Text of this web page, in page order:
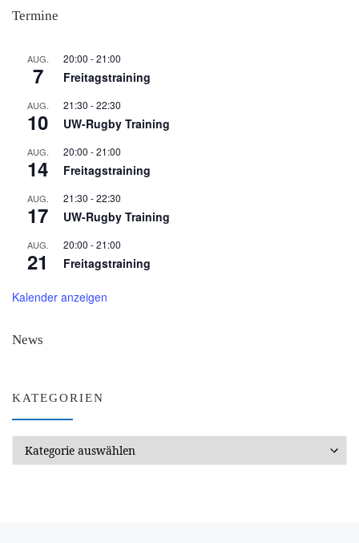
Termine
AUG.
7
20:00 -21:00
Freitagstraining
AUG.
10
21:30 -22:30
UW-Rugby Training
AUG.
14
20:00 -21:00
Freitagstraining
AUG.
17
21:30 -22:30
UW-Rugby Training
AUG.
21
20:00 -21:00
Freitagstraining
Kalender anzeigen
News
KATEGORIEN